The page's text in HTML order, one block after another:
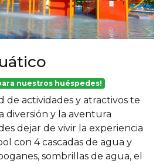
nuestros huéspedes!
de actividades y atractivos te
diversión y la aventura
dejar de vivir la experiencia
con 4 cascadas de agua y
sombrillas de agua, el